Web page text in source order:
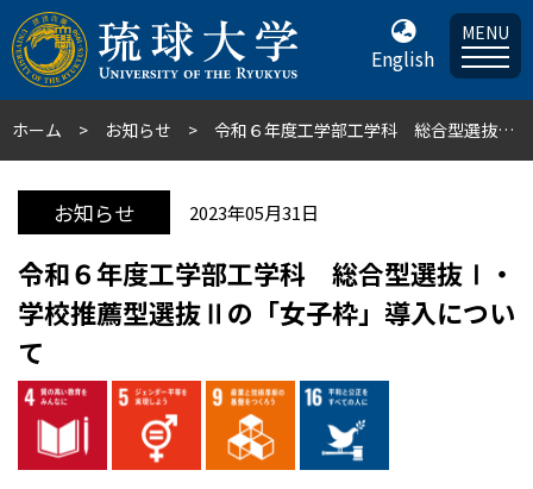
English
MENU
ホーム お知らせ 令和６年度工学部工学科 総合型選抜Ⅰ・学校推薦型選抜Ⅱの「女子枠」導入について
お知らせ 2023年05月31日
令和６年度工学部工学科 総合型選抜Ⅰ・
学校推薦型選抜Ⅱの「女子枠」導入につい
て